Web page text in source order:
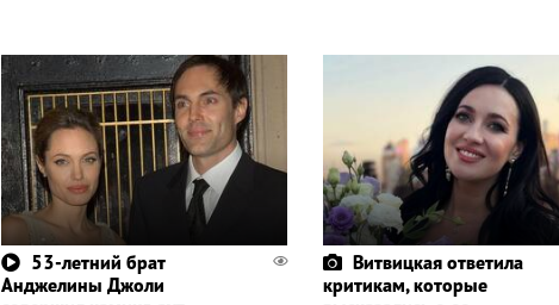
53-летний брат
Анджелины Джоли
Витвицкая ответила
критикам, которые